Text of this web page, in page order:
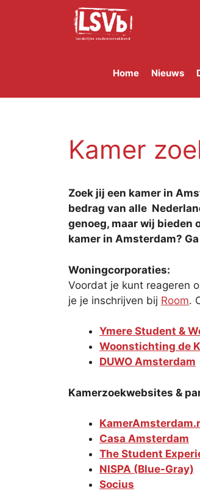
Home Nieuws
Kamer
Zoek jij een kamer in
bedrag van alle
genoeg, maar wij bieden
kamer in Amsterdam?
Woningcorporaties:
Voordat je kunt reageren
je je inschrijven bij Room.
Ymere Student &
Woonstichting de
DUWO Amsterdam
Kamerzoekwebsites &
Casa Amsterdam
The Student
NISPA (Blue-Gray)
Socius